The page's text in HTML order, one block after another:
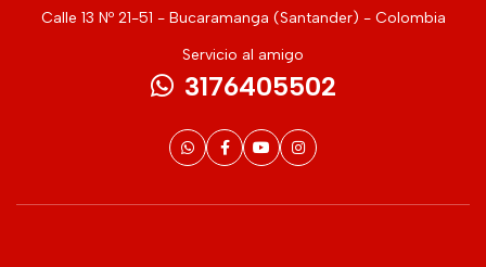
Calle 13 Nº 21-51 - Bucaramanga (Santander) - Colombia
Servicio al amigo
3176405502